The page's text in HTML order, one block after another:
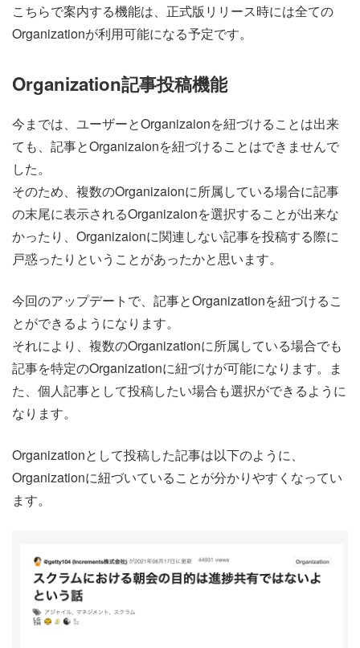
こちらで案内する機能は、正式版リリース時には全ての
Organizationが利用可能になる予定です。
Organization記事投稿機能
今までは、ユーザーとOrganizaionを紐づけることは出来
ても、記事とOrganizaionを紐づけることはできませんで
した。
そのため、複数のOrganizaionに所属している場合に記事
の末尾に表示されるOrganizaionを選択することが出来な
かったり、Organizaionに関連しない記事を投稿する際に
戸惑ったりということがあったかと思います。
今回のアップデートで、記事とOrganizationを紐づけるこ
とができるようになります。
それにより、複数のOrganizationに所属している場合でも
記事を特定のOrganizationに紐づけが可能になります。ま
た、個人記事として投稿したい場合も選択ができるように
なります。
Organizationとして投稿した記事は以下のように、
Organizationに紐づいていることが分かりやすくなってい
ます。